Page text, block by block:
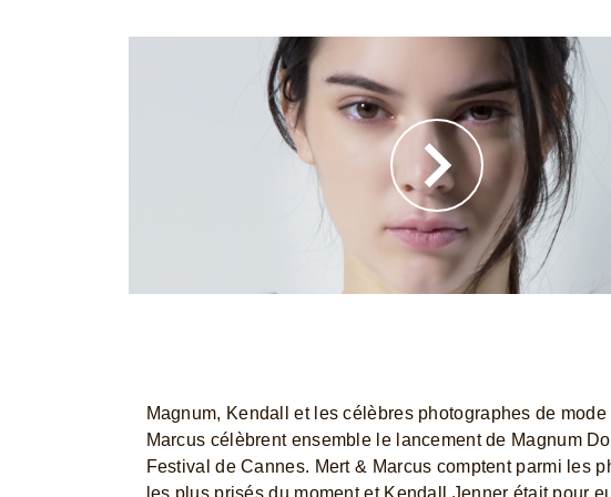
Magnum, Kendall et les célèbres photographes de mode
Marcus célèbrent ensemble le lancement de Magnum
Festival de Cannes. Mert & Marcus comptent parmi les